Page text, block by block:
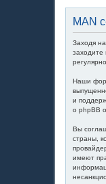
MAN
Заходя
Наши
и
о phpBB
Вы
страны,
имеют